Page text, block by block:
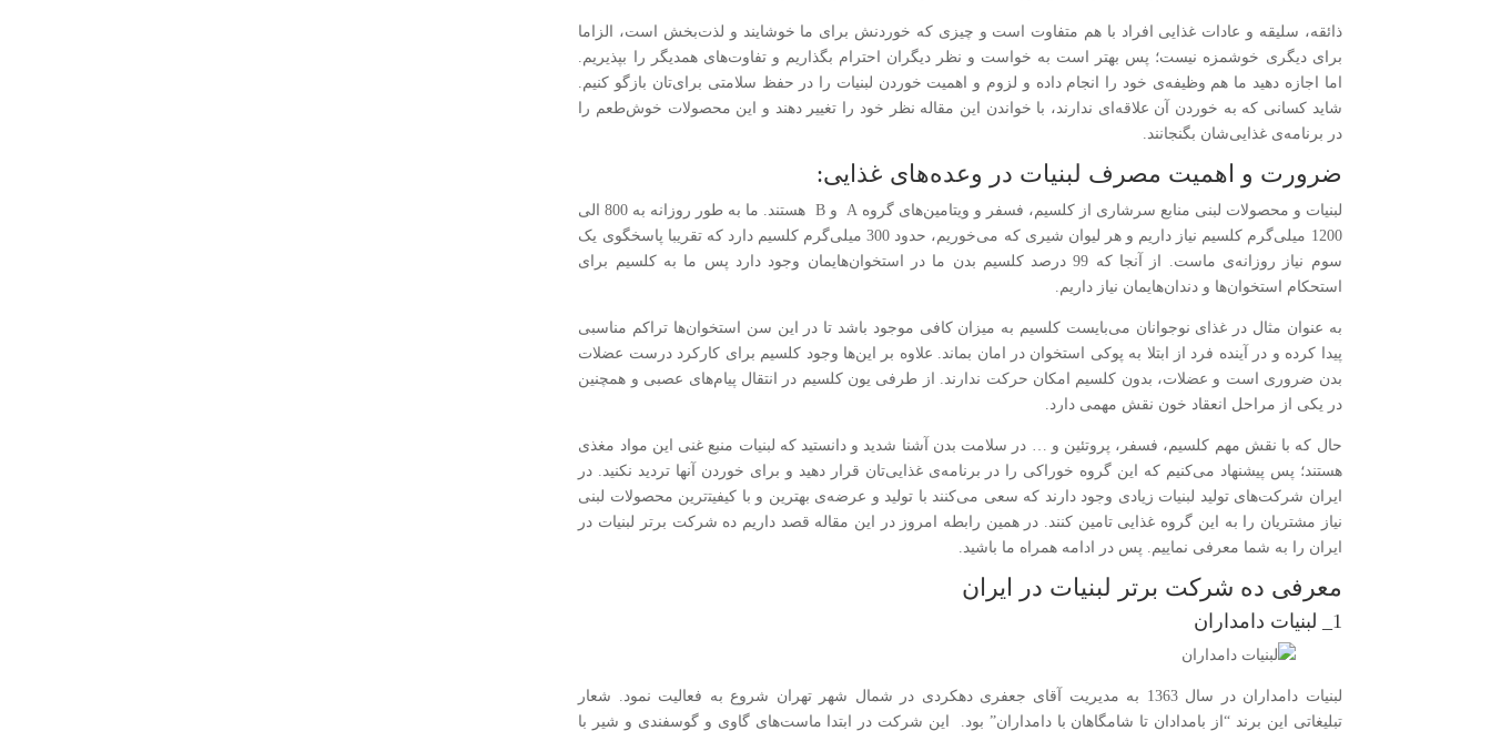
ذائقه، سلیقه و عادات غذایی افراد با هم متفاوت است و چیزی که خوردنش برای ما خوشایند و لذت‌بخش است، الزاما
برای دیگری خوشمزه نیست؛ پس بهتر است به خواست و نظر دیگران احترام بگذاریم و تفاوت‌های همدیگر را بپذیریم.
اما اجازه دهید ما هم وظیفه‌ی خود را انجام داده و لزوم و اهمیت خوردن لبنیات را در حفظ سلامتی برای‌تان بازگو کنیم.
شاید کسانی که به خوردن آن علاقه‌ای ندارند، با خواندن این مقاله نظر خود را تغییر دهند و این محصولات خوش‌طعم را
در برنامه‌ی غذایی‌شان بگنجانند.
ضرورت و اهمیت مصرف لبنیات در وعده‌های غذایی:
لبنیات و محصولات لبنی منابع سرشاری از کلسیم، فسفر و ویتامین‌های گروه A و B هستند. ما به طور روزانه به 800 الی
1200 میلی‌گرم کلسیم نیاز داریم و هر لیوان شیری که می‌خوریم، حدود 300 میلی‌گرم کلسیم دارد که تقریبا پاسخگوی یک
سوم نیاز روزانه‌ی ماست. از آنجا که 99 درصد کلسیم بدن ما در استخوان‌هایمان وجود دارد پس ما به کلسیم برای
استحکام استخوان‌ها و دندان‌هایمان نیاز داریم.
به عنوان مثال در غذای نوجوانان می‌بایست کلسیم به میزان کافی موجود باشد تا در این سن استخوان‌ها تراکم مناسبی
پیدا کرده و در آینده فرد از ابتلا به پوکی استخوان در امان بماند. علاوه بر این‌ها وجود کلسیم برای کارکرد درست عضلات
بدن ضروری است و عضلات، بدون کلسیم امکان حرکت ندارند. از طرفی یون کلسیم در انتقال پیام‌های عصبی و همچنین
در یکی از مراحل انعقاد خون نقش مهمی دارد.
حال که با نقش مهم کلسیم، فسفر، پروتئین و … در سلامت بدن آشنا شدید و دانستید که لبنیات منبع غنی این مواد مغذی
هستند؛ پس پیشنهاد می‌کنیم که این گروه خوراکی را در برنامه‌ی غذایی‌تان قرار دهید و برای خوردن آنها تردید نکنید. در
ایران شرکت‌های تولید لبنیات زیادی وجود دارند که سعی می‌کنند با تولید و عرضه‌ی بهترین و با کیفیت‍‌ترین محصولات لبنی
نیاز مشتریان را به این گروه غذایی تامین کنند. در همین رابطه امروز در این مقاله قصد داریم ده شرکت برتر لبنیات در
ایران را به شما معرفی نماییم. پس در ادامه همراه ما باشید.
معرفی ده شرکت برتر لبنیات در ایران
1_ لبنیات دامداران
لبنیات دامداران در سال 1363 به مدیریت آقای جعفری دهکردی در شمال شهر تهران شروع به فعالیت نمود. شعار
تبلیغاتی این برند “از بامدادان تا شامگاهان با دامداران” بود. این شرکت در ابتدا ماست‌های گاوی و گوسفندی و شیر با